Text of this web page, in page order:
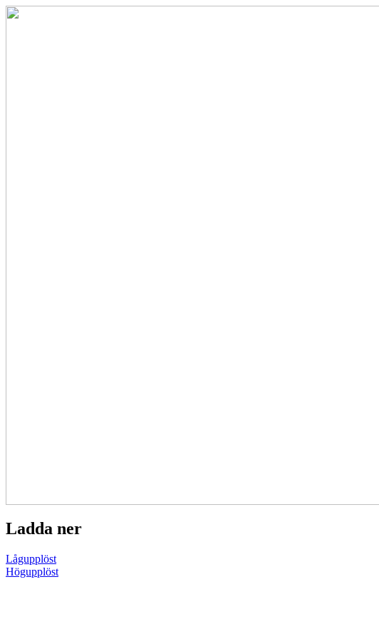
Ladda ner
Lågupplöst
Högupplöst